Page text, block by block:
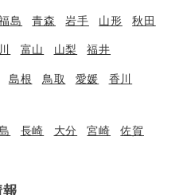
島 青森 岩手 山形 秋田
富山 山梨 福井
島根 鳥取 愛媛
香川
長崎 大分 宮崎
佐賀